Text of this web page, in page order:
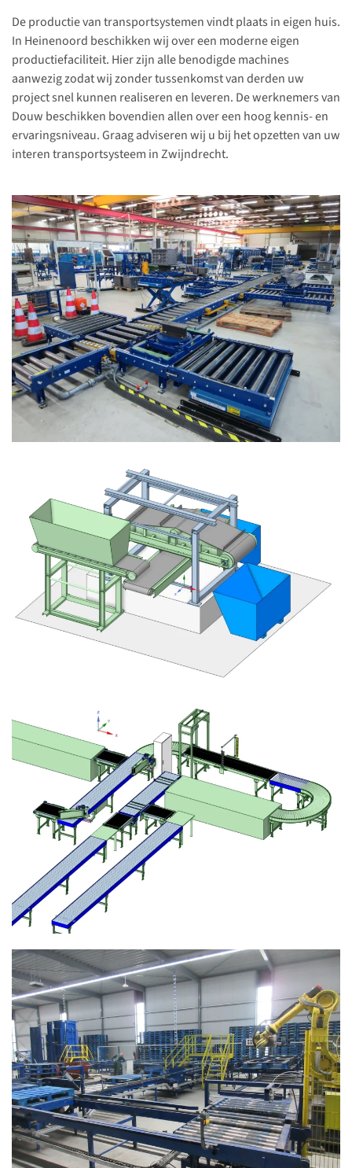
De productie van transportsystemen vindt plaats in eigen huis.
In Heinenoord beschikken wij over een moderne eigen
productiefaciliteit. Hier zijn alle benodigde machines
aanwezig zodat wij zonder tussenkomst van derden uw
project snel kunnen realiseren en leveren. De werknemers van
Douw beschikken bovendien allen over een hoog kennis- en
ervaringsniveau. Graag adviseren wij u bij het opzetten van uw
interen transportsysteem in Zwijndrecht.